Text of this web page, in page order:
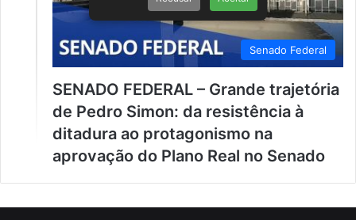
Senado Federal
SENADO FEDERAL – Grande trajetória
de Pedro Simon: da resistência à
ditadura ao protagonismo na
aprovação do Plano Real no Senado